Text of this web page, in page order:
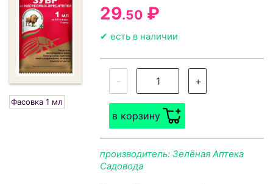
Фасовка 1 мл
29.50 ₽
✔ есть в наличии
- +
в корзину
производитель: Зелёная Аптека
Садовода